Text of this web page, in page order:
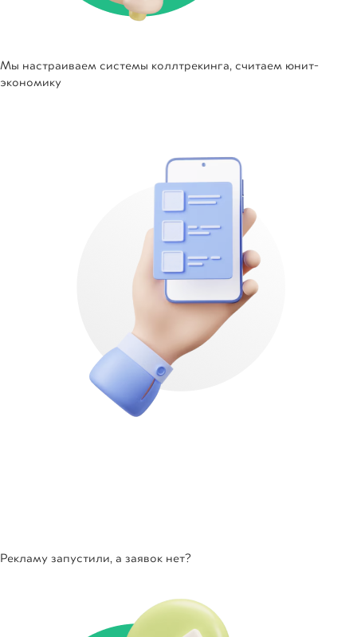
Мы настраиваем системы коллтрекинга, считаем юнит-
экономику
Рекламу запустили, а заявок нет?